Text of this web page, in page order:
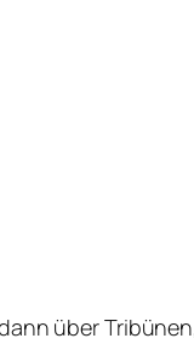
über